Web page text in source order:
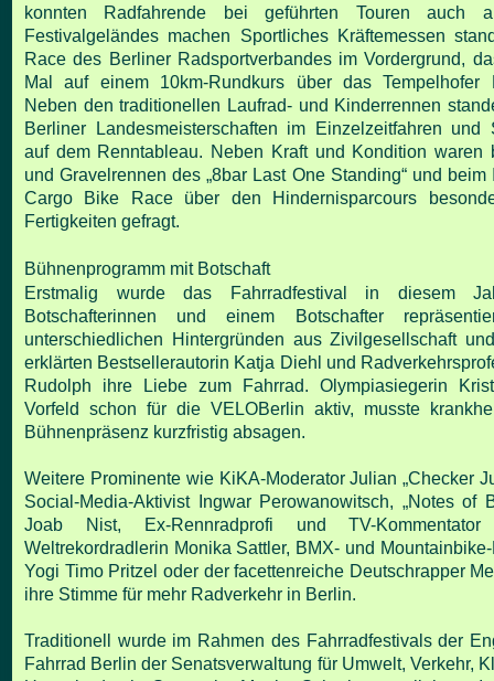
konnten Radfahrende bei geführten Touren auch
Festivalgeländes machen Sportliches Kräftemessen
Race des Berliner Radsportverbandes im Vordergrund,
Mal auf einem 10km-Rundkurs über das Tempelhofer
Neben dentraditionellen Laufrad- und Kinderrennen
Berliner Landesmeisterschaften im Einzelzeitfahren und
auf dem Renntableau. Neben Kraft und Kondition waren
und Gravelrennen des „8bar Last One Standing“ und beim
Cargo Bike Race über den
Hindernisparcours
Fertigkeiten gefragt.
Bühnenprogramm mit Botschaft
Erstmalig wurde das Fahrradfestival in diesem
Botschafterinnen und einem Botschafter
unterschiedlichen Hintergründen aus Zivilgesellschaft
erklärten Bestsellerautorin Katja Diehl und
Rudolph ihre Liebe zum Fahrrad. Olympiasiegerin
Vorfeld schon für die VELOBerlin aktiv, musste
Bühnenpräsenz kurzfristig absagen.
Weitere Prominente wie KiKA-Moderator Julian „Checker
Social-Media-Aktivist Ingwar Perowanowitsch, „Notes of
Joab Nist, Ex-Rennradprofi und TV-
Weltrekordradlerin Monika Sattler, BMX- und
Yogi Timo Pritzel oder derfacettenreiche Deutschrapper
ihre Stimme für mehr Radverkehr in Berlin.
Traditionell wurde im Rahmen des Fahrradfestivals der
Fahrrad Berlin der Senatsverwaltung für Umwelt, Verkehr,